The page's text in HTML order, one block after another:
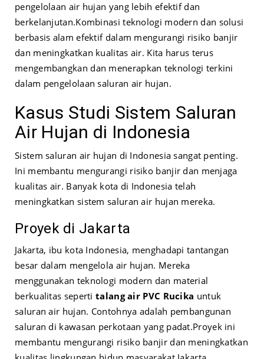
pengelolaan air hujan yang lebih efektif dan
berkelanjutan.Kombinasi teknologi modern dan solusi
berbasis alam efektif dalam mengurangi risiko banjir
dan meningkatkan kualitas air. Kita harus terus
mengembangkan dan menerapkan teknologi terkini
dalam pengelolaan saluran air hujan.
Kasus Studi Sistem Saluran
Air Hujan di Indonesia
Sistem saluran air hujan di Indonesia sangat penting.
Ini membantu mengurangi risiko banjir dan menjaga
kualitas air. Banyak kota di Indonesia telah
meningkatkan sistem saluran air hujan mereka.
Proyek di Jakarta
Jakarta, ibu kota Indonesia, menghadapi tantangan
besar dalam mengelola air hujan. Mereka
menggunakan teknologi modern dan material
berkualitas sepertitalang air PVC Rucika untuk
saluran air hujan. Contohnya adalah pembangunan
saluran di kawasan perkotaan yang padat.Proyek ini
membantu mengurangi risiko banjir dan meningkatkan